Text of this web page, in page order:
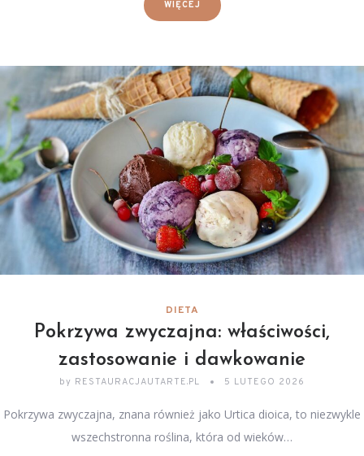
WIĘCEJ
DIETA
Pokrzywa zwyczajna: właściwości,
zastosowanie i dawkowanie
by RESTAURACJAUTARTE.PL 5 LUTEGO 2026
Pokrzywa zwyczajna, znana również jako Urtica dioica, to niezwykle
wszechstronna roślina, która od wieków…